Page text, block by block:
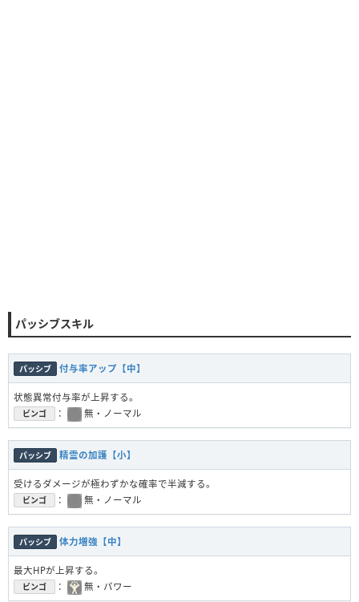
パッシブスキル
パッシブ 付与率アップ【中】
状態異常付与率が上昇する。
ビンゴ ： 無・ノーマル
パッシブ 精霊の加護【小】
受けるダメージが極わずかな確率で半減する。
ビンゴ ： 無・ノーマル
パッシブ 体力増強【中】
最大HPが上昇する。
ビンゴ ： 無・パワー